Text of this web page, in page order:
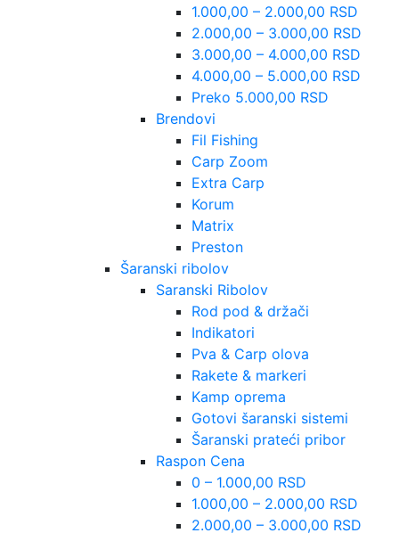
1.000,00 – 2.000,00 RSD
2.000,00 – 3.000,00 RSD
3.000,00 – 4.000,00 RSD
4.000,00 – 5.000,00 RSD
Preko 5.000,00 RSD
Brendovi
Fil Fishing
Carp Zoom
Extra Carp
Korum
Matrix
Preston
Šaranski ribolov
Saranski Ribolov
Rod pod & držači
Indikatori
Pva & Carp olova
Rakete & markeri
Kamp oprema
Gotovi šaranski sistemi
Šaranski prateći pribor
Raspon Cena
0 – 1.000,00 RSD
1.000,00 – 2.000,00 RSD
2.000,00 – 3.000,00 RSD